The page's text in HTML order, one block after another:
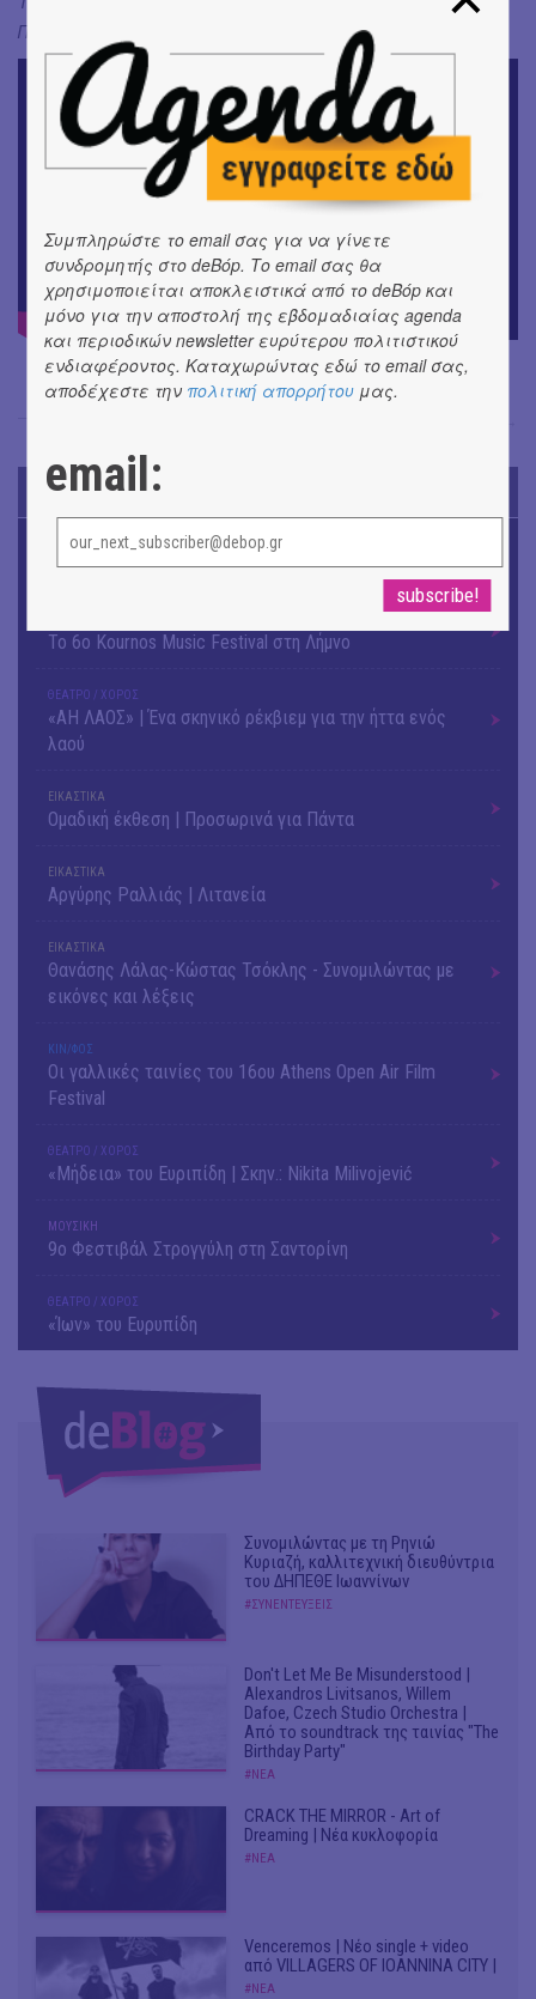
Πολιτισμού
TODAY'S EVENTS
ΜΟΥΣΙΚΗ
16o Samos Young Artists Festival
Το 6ο Kournos Music Festival στη Λήμνο
ΘΕΑΤΡΟ / ΧΟΡΟΣ
«ΑΗ ΛΑΟΣ» | Ένα σκηνικό ρέκβιεμ για την ήττα ενός
λαού
ΕΙΚΑΣΤΙΚΑ
Ομαδική έκθεση | Προσωρινά για Πάντα
ΕΙΚΑΣΤΙΚΑ
Αργύρης Ραλλιάς | Λιτανεία
ΕΙΚΑΣΤΙΚΑ
Θανάσης Λάλας-Κώστας Τσόκλης - Συνομιλώντας με
εικόνες και λέξεις
ΚΙΝ/ΦΟΣ
Οι γαλλικές ταινίες του 16ου Athens Open Air Film
Festival
ΘΕΑΤΡΟ / ΧΟΡΟΣ
«Μήδεια» του Ευριπίδη | Σκην.: Nikita Milivojević
ΜΟΥΣΙΚΗ
9o Φεστιβάλ Στρογγύλη στη Σαντορίνη
ΘΕΑΤΡΟ / ΧΟΡΟΣ
«Ίων» του Ευρυπίδη
Συνομιλώντας με τη Ρηνιώ
Κυριαζή, καλλιτεχνική διευθύντρια
του ΔΗΠΕΘΕ Ιωαννίνων
#ΣΥΝΕΝΤΕΥΞΕΙΣ
Don't Let Me Be Misunderstood |
Alexandros Livitsanos, Willem
Dafoe, Czech Studio Orchestra |
Από το soundtrack της ταινίας "The
Birthday Party"
#ΝΕΑ
CRACK THE MIRROR - Art of
Dreaming | Νέα κυκλοφορία
#ΝΕΑ
Venceremos | Νέο single + video
από VILLAGERS OF IOANNINA CITY |
#ΝΕΑ
Συμπληρώστε το email σας για να γίνετε
συνδρομητής στο deBόp. Το email σας θα
χρησιμοποιείται αποκλειστικά από το deBόp και
μόνο για την αποστολή της εβδομαδιαίας agenda
και περιοδικών newsletter ευρύτερου πολιτιστικού
ενδιαφέροντος. Καταχωρώντας εδώ το email σας,
αποδέχεστε την πολιτική απορρήτου μας.
email: